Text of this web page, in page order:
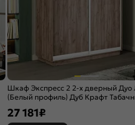
Шкаф Экспресс 2 2-х дверный
(Белый профиль) Дуб Крафт
27 181₽